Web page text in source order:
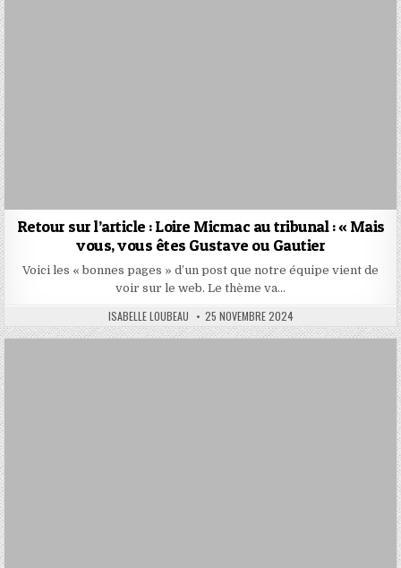
Retour sur l’article : Loire Micmac au tribunal : « Mais
vous, vous êtes Gustave ou Gautier
Voici les « bonnes pages » d’un post que notre équipe vient de
voir sur le web. Le thème va…
AUTHOR:
ISABELLE LOUBEAU PUBLISHED
DATE:
25 NOVEMBRE 2024